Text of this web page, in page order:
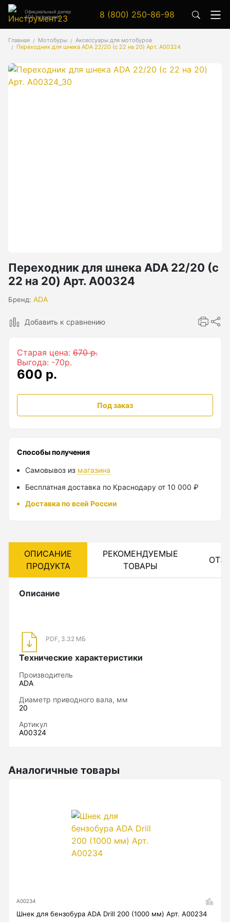
Официальный дилер
ADA Instruments
8 (800) 250-86-98
Главная Мотобуры
Аксессуары для мотобуров
Переходник для шнека ADA 22/20 (с 22 на 20) Арт. А00324
Переходник для шнека ADA 22/20 (с
22 на 20) Арт. А00324
Бренд: ADA
Добавить к сравнению
600 р.
Старая цена: 670 р.
Выгода: -70р.
Под заказ
Способы получения
Самовывоз из магазина
Бесплатная доставка по Краснодару от 10 000 ₽
Доставка по всей России
ОПИСАНИЕ
ПРОДУКТА
РЕКОМЕНДУЕМЫЕ
ТОВАРЫ
Описание
PDF, 3.32 МБ
Технические характеристики
Производитель
ADA
Диаметр приводного вала, мм
20
Артикул
А00324
Аналогичные товары
А00234
Шнек для бензобура ADA Drill 200 (1000 мм) Арт. А00234
Аксессуары
Аксессуары к геодезическим приборам
Аксессуары к лазерным приборам
Дальномеры
Дальномеры рулетки лазерные
Лазерный датчик расстояния
Дорожные колеса (курвиметры)
Лазерные уровни (с зеленым лучом)
Показать еще
Мотобуры
Шнек
Нивелиры
Нивелиры оптические
Показать еще
Приборы вертикального проектирования
Палетка для вертикального проектирования
Анализаторы холодильных систем